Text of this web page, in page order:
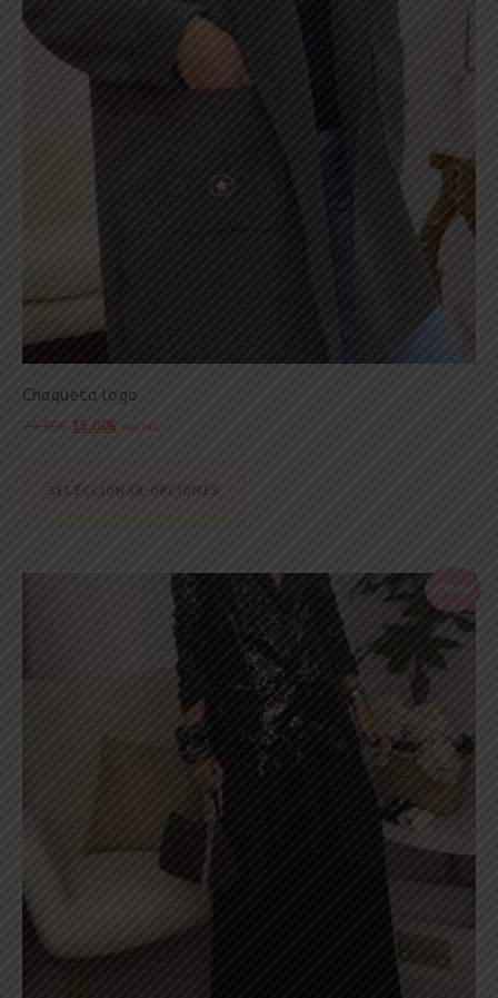
Chaqueta logo
26.00€ 15.00€ IVA inc.
SELECCIONAR OPCIONES
¡Oferta!